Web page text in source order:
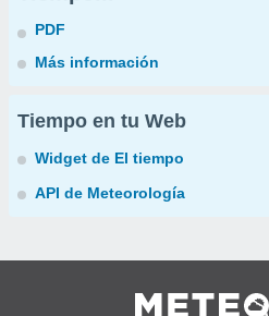
PDF
Más información
Tiempo en tu Web
Widget de El tiempo
API de Meteorología